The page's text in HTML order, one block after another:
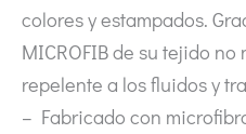
colores y estampados.
MICROFIB de su tejido
repelente a los fluidos y
– Fabricado con